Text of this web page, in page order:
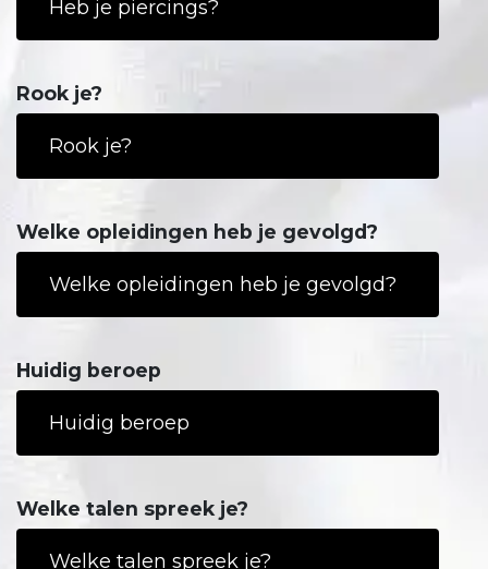
Rook je?
Welke opleidingen heb je gevolgd?
Huidig beroep
Welke talen spreek je?